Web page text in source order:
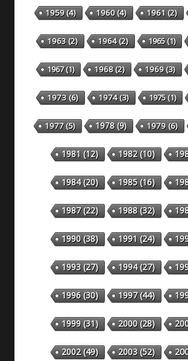
1959(4) 1960(4) 1961 (2)
1963(2) 1964(2) 1965(1)
1967(1) 1968(2) 1969(3)
1973(6) 1974(3) 1975(1)
1977(5) 1978(9) 1979(6)
1981 (12) 1982(10)
1984(20) 1985(16)
1987(22) 1988(32)
1990(38) 1991 (24)
1993(27) 1994(27)
1996(30) 1997(44)
1999(31) 2000(28)
2002(49) 2003(52)